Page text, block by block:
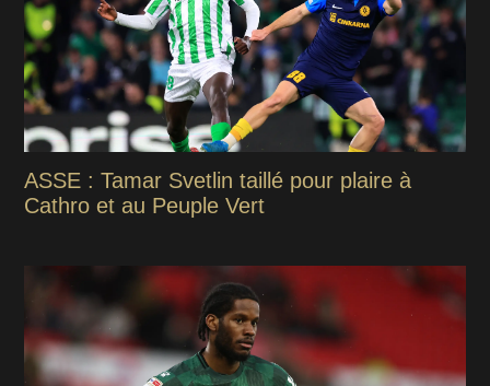
ASSE : Tamar Svetlin taillé pour plaire à
Cathro et au Peuple Vert